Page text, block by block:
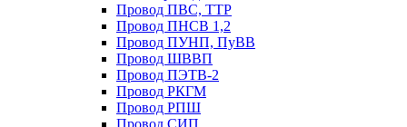
Провод ПВС, ТТР
Провод ПНСВ 1,2
Провод ПУНП, ПуВВ
Провод ШВВП
Провод ПЭТВ-2
Провод РКГМ
Провод РПШ
Провод СИП